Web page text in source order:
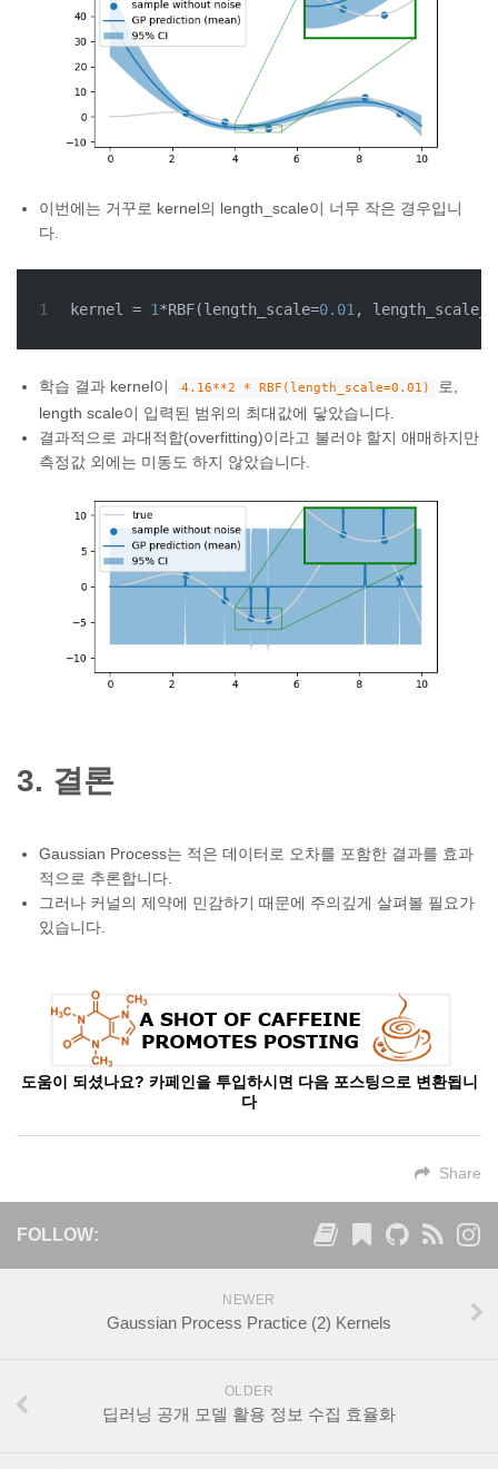
이번에는 거꾸로 kernel의 length_scale이 너무 작은 경우입니
다.
1 kernel = 1*RBF(length_scale=0.01 ,
학습 결과 kernel이 4.16**2 * RBF(length_scale=0.01)
로,
length scale이 입력된 범위의 최대값에 닿았습니다.
결과적으로 과대적합(overfitting)이라고 불러야 할지 애매하지만
측정값 외에는 미동도 하지 않았습니다.
3. 결론
Gaussian Process는 적은 데이터로 오차를 포함한 결과를 효과
적으로 추론합니다.
그러나 커널의 제약에 민감하기 때문에 주의깊게 살펴볼 필요가
있습니다.
도움이 되셨나요? 카페인을 투입하시면 다음 포스팅으로 변환됩니
다
Share
FOLLOW:
NEWER
Gaussian Process Practice (2) Kernels
OLDER
딥러닝 공개 모델 활용 정보 수집 효율화